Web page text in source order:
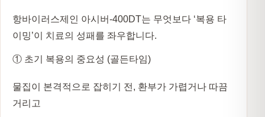
항바이러스제인 아시버-400DT는 무엇보다 ‘복용 타
이밍’이 치료의 성패를 좌우합니다.
① 초기 복용의 중요성 (골든타임)
물집이 본격적으로 잡히기 전, 환부가 가렵거나 따끔
거리고